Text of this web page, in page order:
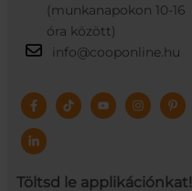
(munkanapokon 10-16
óra között)
info@cooponline.hu
Töltsd le applikációnkat!